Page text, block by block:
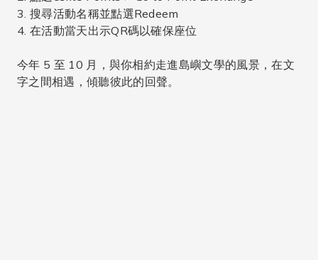
3. 搜尋活動名稱並點選Redeem
4. 在活動當天出示QR碼以確保座位
今年 5 至 10 月，與你相約走進島嶼文學的風景，在文
字之間相遇，傾聽彼此的回聲。